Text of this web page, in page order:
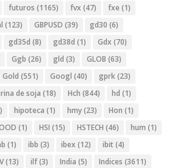
futuros (1165) fvx (47) fxe (1)
(123) GBPUSD (39) gd30 (6)
gd35d (8) gd38d (1) Gdx (70)
Ggb (26) gld (3) GLOB (63)
Gold (551) Googl (40) gprk(23)
de soja (18) Hch (844) hd (1)
hipoteca (1) hmy(23) Hon (1)
(1) HSI (15) HSTECH (46) hum (1)
(1) ibb (3) ibex (12) ibit (4)
(13) ilf(3) India (5) Indices (3611)